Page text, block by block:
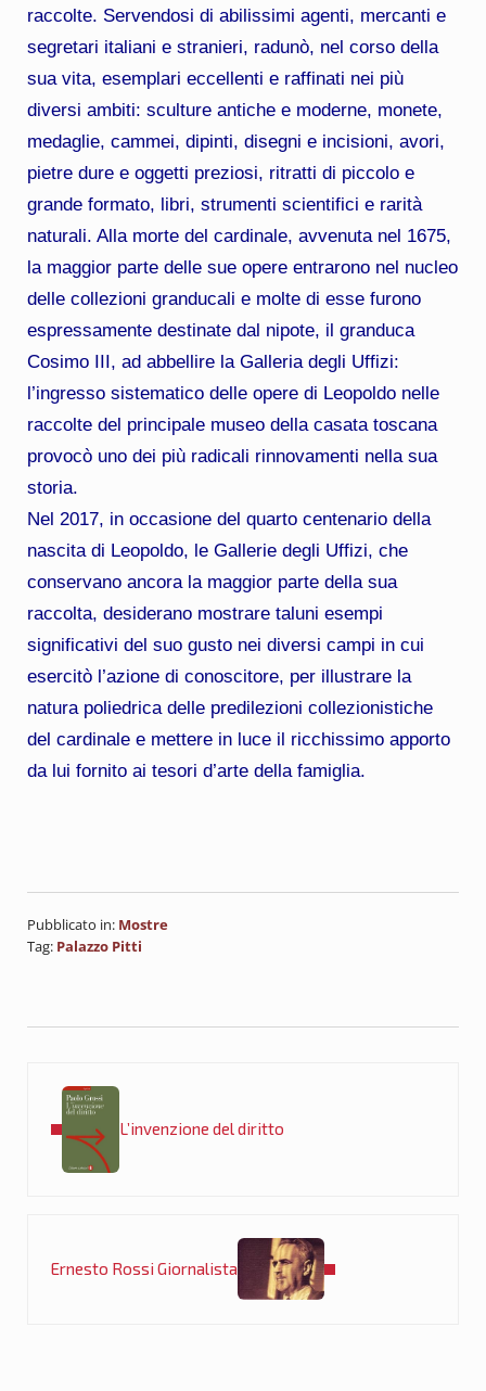
raccolte. Servendosi di abilissimi agenti, mercanti e
segretari italiani e stranieri, radunò, nel corso della
sua vita, esemplari eccellenti e raffinati nei più
diversi ambiti: sculture antiche e moderne, monete,
medaglie, cammei, dipinti, disegni e incisioni, avori,
pietre dure e oggetti preziosi, ritratti di piccolo e
grande formato, libri, strumenti scientifici e rarità
naturali. Alla morte del cardinale, avvenuta nel 1675,
la maggior parte delle sue opere entrarono nel nucleo
delle collezioni granducali e molte di esse furono
espressamente destinate dal nipote, il granduca
Cosimo III, ad abbellire la Galleria degli Uffizi:
l’ingresso sistematico delle opere di Leopoldo nelle
raccolte del principale museo della casata toscana
provocò uno dei più radicali rinnovamenti nella sua
storia.
Nel 2017, in occasione del quarto centenario della
nascita di Leopoldo, le Gallerie degli Uffizi, che
conservano ancora la maggior parte della sua
raccolta, desiderano mostrare taluni esempi
significativi del suo gusto nei diversi campi in cui
esercitò l’azione di conoscitore, per illustrare la
natura poliedrica delle predilezioni collezionistiche
del cardinale e mettere in luce il ricchissimo apporto
da lui fornito ai tesori d’arte della famiglia.
Pubblicato in: Mostre
Tag: Palazzo Pitti
L’invenzione del diritto
Ernesto Rossi Giornalista